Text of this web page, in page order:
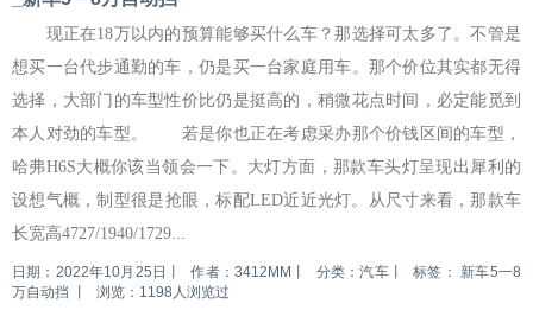
现正在18万以内的预算能够买什么车？那选择可太多了。不管是
想买一台代步通勤的车，仍是买一台家庭用车。那个价位其实都无得
选择，大部门的车型性价比仍是挺高的，稍微花点时间，必定能觅到
本人对劲的车型。 若是你也正在考虑采办那个价钱区间的车型，
哈弗H6S大概你该当领会一下。大灯方面，那款车头灯呈现出犀利的
设想气概，制型很是抢眼，标配LED近近光灯。从尺寸来看，那款车
长宽高4727/1940/1729...
日期：2022年10月25日 作者：3412MM 分类：汽车丨 标签： 新车5一8
万自动挡
浏览：1198人浏览过